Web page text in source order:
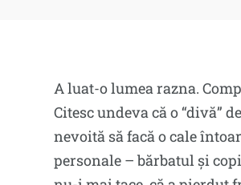
A luat-o lumea razna.
Citesc undeva că o “divă”
nevoită să facă o cale
personale – bărbatul și